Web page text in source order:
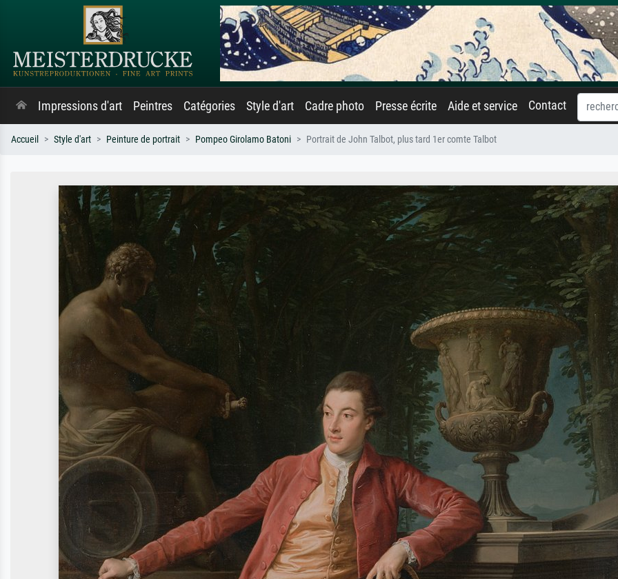
Impressions d'art Peintres Catégories Style d'art Cadre photo Presse écrite Aide et service Contact
Accueil Style d'art Peinture de portrait Pompeo Girolamo Batoni Portrait de John Talbot, plus tard 1er comte Talbot